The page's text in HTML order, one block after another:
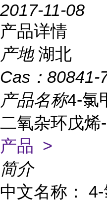
2017-11-08
产品详情
产地 湖北
Cas： 80841-
产品名称4-氯
二氧杂环戊烯
产品 >
简介
中文名称：